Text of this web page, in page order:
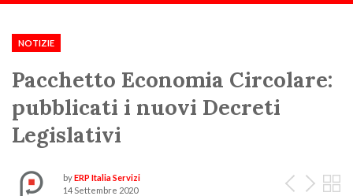
Scorri:Home Notizie ed Eventi 2020 Settembre Pacchetto Economia
NOTIZIE
Pacchetto Economia Circolare:
pubblicati i nuovi Decreti
Legislativi
byERP Italia Servizi
14 Settembre 2020